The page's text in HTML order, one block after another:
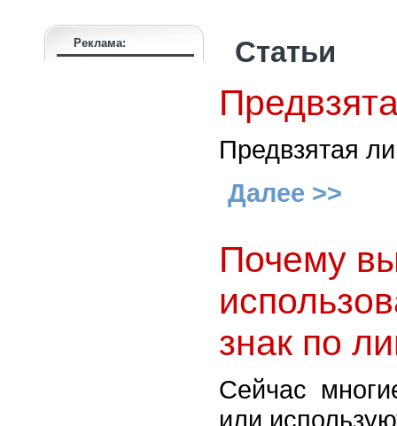
Реклама: Статьи
Предвзятая
Далее >>
Почему
знак по
Сейчас
или